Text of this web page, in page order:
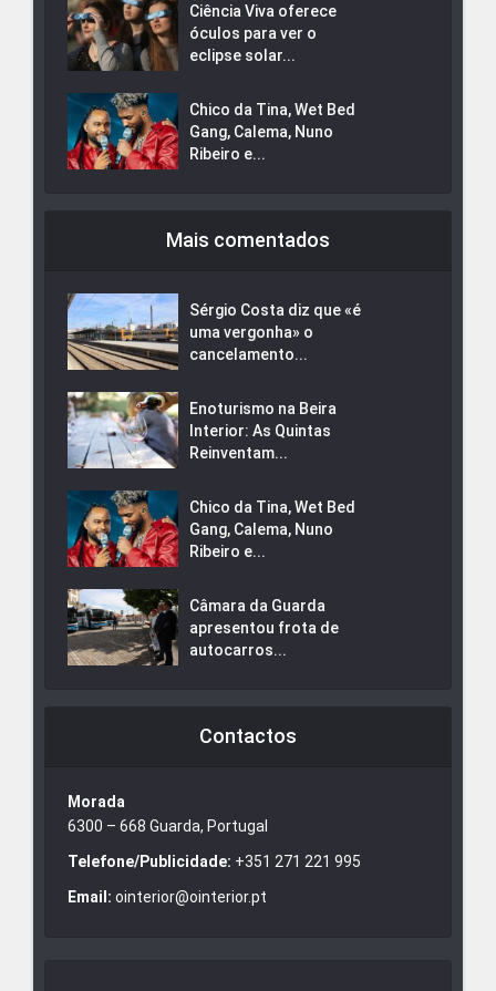
Ciência Viva oferece
óculos para ver o
eclipse solar...
Chico da Tina, Wet Bed
Gang, Calema, Nuno
Ribeiro e...
Mais comentados
Sérgio Costa diz que «é
uma vergonha» o
cancelamento...
Enoturismo na Beira
Interior: As Quintas
Reinventam...
Chico da Tina, Wet Bed
Gang, Calema, Nuno
Ribeiro e...
Câmara da Guarda
apresentou frota de
autocarros...
Contactos
Morada
6300 – 668 Guarda, Portugal
Telefone/Publicidade: +351 271 221 995
Email: ointerior@ointerior.pt